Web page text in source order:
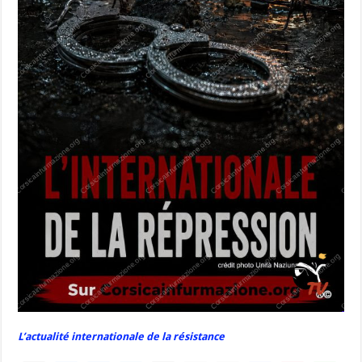
L’actualité internationale de la résistance